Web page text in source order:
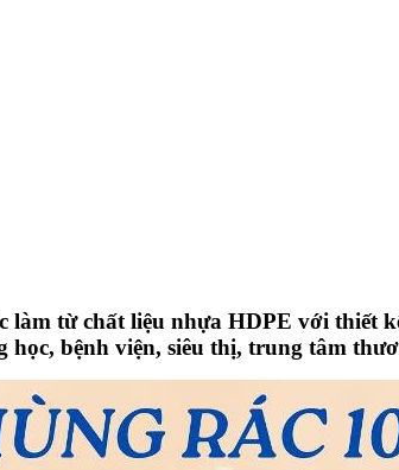
làm từ chất liệu nhựa HDPE với thiết
học, bệnh viện, siêu thị, trung tâm